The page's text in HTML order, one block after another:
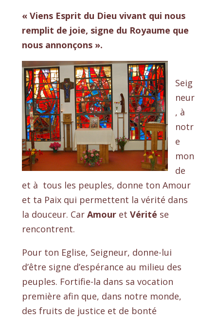
« Viens Esprit du Dieu vivant qui nous
remplit de joie, signe du Royaume que
nous annonçons ».
Seig
neur
, à
notr
e
mon
de
et à tous les peuples, donne ton Amour
et ta Paix qui permettent la vérité dans
la douceur. Car Amouret Vérité se
rencontrent.
Pour ton Eglise, Seigneur, donne-lui
d’être signe d’espérance au milieu des
peuples. Fortifie-la dans sa vocation
première afin que, dans notre monde,
des fruits de justice et de bonté